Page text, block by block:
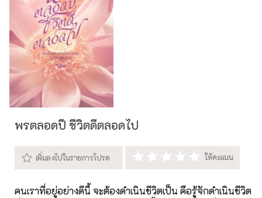
พรตลอดปี ชีวิตดีตลอดไป
คนเราที่อยู่อย่างดีนี้ จะต้องดำเนินชีวิตเป็น คือรู้จักดำเนินชีวิต